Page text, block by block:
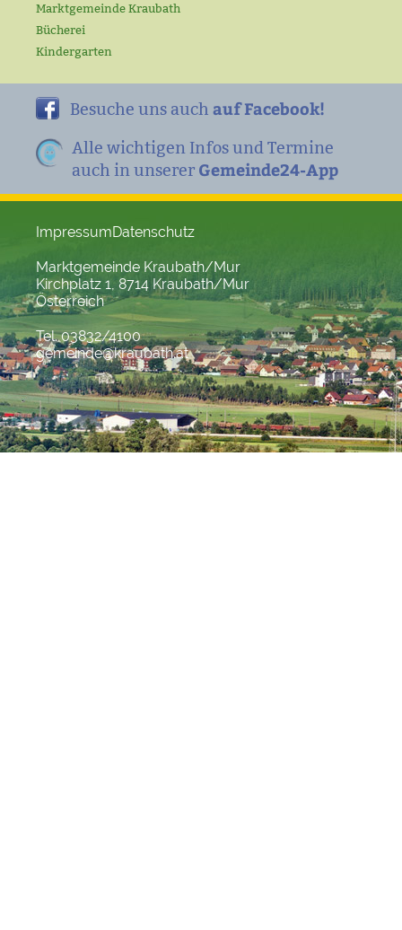
Marktgemeinde Kraubath
Bücherei
Kindergarten
Besuche uns auch auf Facebook!
Alle wichtigen Infos und Termine
auch in unserer Gemeinde24-App
ImpressumDatenschutz
Marktgemeinde Kraubath/Mur
Kirchplatz 1, 8714 Kraubath/Mur
Österreich
Tel. 03832/4100
gemeinde@kraubath.at